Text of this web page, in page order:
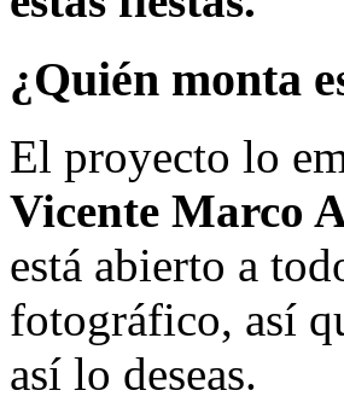
¿Quién monta
El proyecto lo
Vicente Marco
está abierto a
fotográfico, así
así lo deseas.